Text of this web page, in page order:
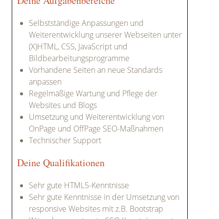
Selbstständige Anpassungen und
Weiterentwicklung unserer Webseiten unter
(X)HTML, CSS, JavaScript und
Bildbearbeitungsprogramme
Vorhandene Seiten an neue Standards
anpassen
Regelmäßige Wartung und Pflege der
Websites und Blogs
Umsetzung und Weiterentwicklung von
OnPage und OffPage SEO-Maßnahmen
Technischer Support
Deine Qualifikationen
Sehr gute HTML5-Kenntnisse
Sehr gute Kenntnisse in der Umsetzung von
responsive Websites mit z.B. Bootstrap